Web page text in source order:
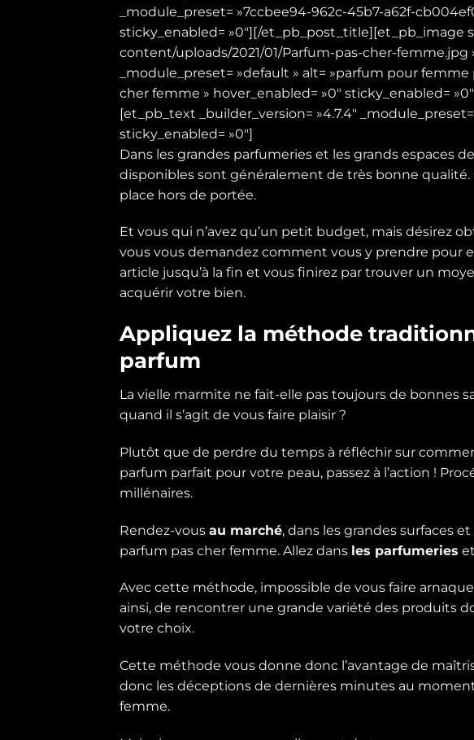
_module_preset= »7ccbee94-962c-45b7-a62f-
sticky_enabled= »0″][/et_pb_post_title][et_pb_image
content/uploads/2021/01/Parfum-pas-cher-femme.jpg
_module_preset= »default » alt= »parfum pour
cher femme » hover_enabled= »0″ sticky_enabled=
[et_pb_text _builder_version= »4.7.4″
sticky_enabled= »0″]
Dans les grandes parfumeries et les grands espaces
disponibles sont généralement de très bonne
place hors de portée.
Et vous qui n’avez qu’un petit budget, mais désirez
vous vous demandez comment vous y prendre pour
article jusqu’à la fin et vous finirez par trouver un
acquérir votre bien.
Appliquez la méthode
parfum
La vielle marmite ne fait-elle pas toujours de bonnes
quand il s’agit de vous faire plaisir ?
Plutôt que de perdre du temps à réfléchir sur
parfum parfait pour votre peau, passez à l’action !
millénaires.
Rendez-vous au marché, dans les grandes surfaces
parfum pas cher femme. Allez dans les parfumeries
Avec cette méthode, impossible de vous faire
ainsi, de rencontrer une grande variété des produits
votre choix.
Cette méthode vous donne donc l’avantage de
donc les déceptions de dernières minutes au
femme.